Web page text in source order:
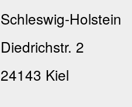
Schleswig-Holstein
Diedrichstr. 2
24143 Kiel